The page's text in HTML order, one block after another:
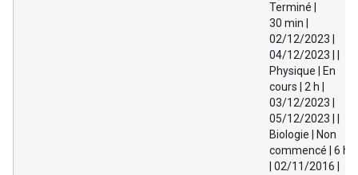
Terminé |
30 min |
02/12/2023 |
04/12/2023 | |
Physique | En
cours | 2 h |
03/12/2023 |
05/12/2023 | |
Biologie | Non
commencé | 6 h
| 02/11/2016 |